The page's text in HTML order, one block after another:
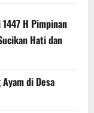
H Pimpinan
Hati dan
di Desa